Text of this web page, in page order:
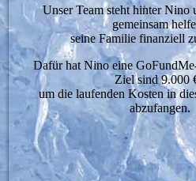
Unser Team steht hinter Nino
gemeinsam
seine Familie finanziell
Dafür hat Nino eine
Ziel sind 9.000
um die laufenden Kosten in
abzufangen.